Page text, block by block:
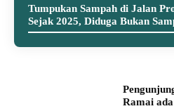
Tumpukan Sampah di Jalan
Sejak 2025, Diduga Bukan
Ramai